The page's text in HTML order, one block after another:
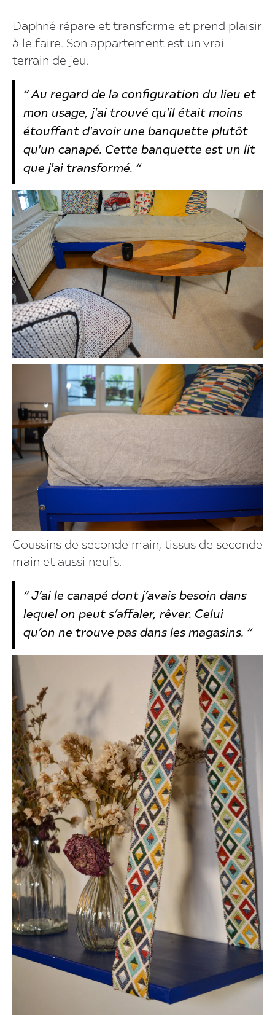
Daphné répare et transforme et prend plaisir
à le faire. Son appartement est un vrai
terrain de jeu.
“ Au regard de la configuration du lieu et
mon usage, j'ai trouvé qu'il était moins
étouffant d'avoir une banquette plutôt
qu'un canapé. Cette banquette est un lit
que j'ai transformé. “
Coussins de seconde main, tissus de seconde
main et aussi neufs.
“ J’ai le canapé dont j’avais besoin dans
lequel on peut s’affaler, rêver. Celui
qu’on ne trouve pas dans les magasins. “